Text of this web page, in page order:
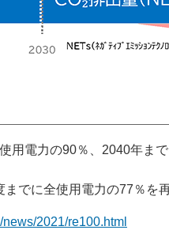
用電力の90％、2040年ま
でに全使用電力の77％を
2021/re100.html